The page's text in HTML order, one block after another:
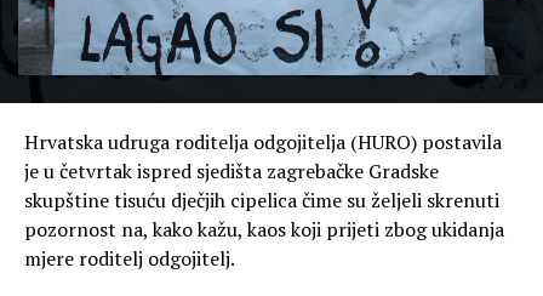
Hrvatska udruga roditelja odgojitelja (HURO) postavila
je u četvrtak ispred sjedišta zagrebačke Gradske
skupštine tisuću dječjih cipelica čime su željeli skrenuti
pozornost na, kako kažu, kaos koji prijeti zbog ukidanja
mjere roditelj odgojitelj.